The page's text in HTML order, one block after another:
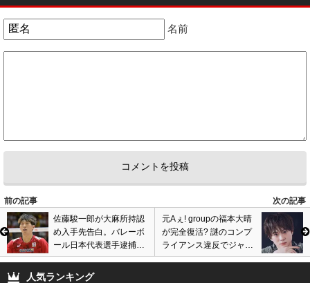
名前
前の記事
次の記事
佐藤駿一郎が大麻所持認
め入手先告白。バレーボ
ール日本代表選手逮捕の
裏側…高橋藍と合コン参
加、合宿中にナンパも?
元Aぇ! groupの福本大晴
が完全復活? 謎のコンプ
ライアンス違反でジャニ
ーズクビ騒動から2年、
人気ランキング